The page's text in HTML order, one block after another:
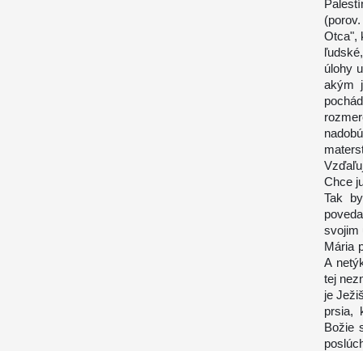
Otca",
úlohy
akým
Chce
Tak
svojim
Mária
A
tej
je
prsia,
Božie